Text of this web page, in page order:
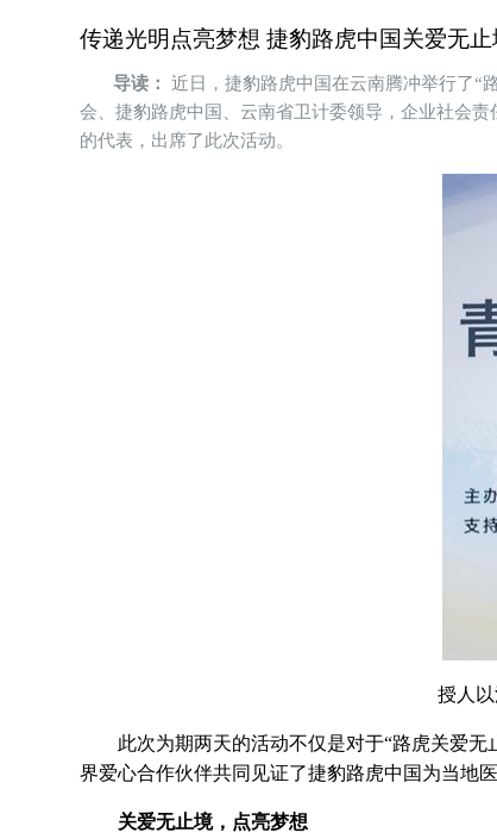
传递光明点亮梦想 捷豹路虎中国关爱无止
导读：
近日，捷豹路虎中国在云南腾冲举行了
会、捷豹路虎中国、云南省卫计委领导，企业社会
的代表，出席了此次活动。
授人
此次为期两天的活动不仅是对于“路虎关爱无
界爱心合作伙伴共同见证了捷豹路虎中国为当地
关爱无止境，点亮梦想